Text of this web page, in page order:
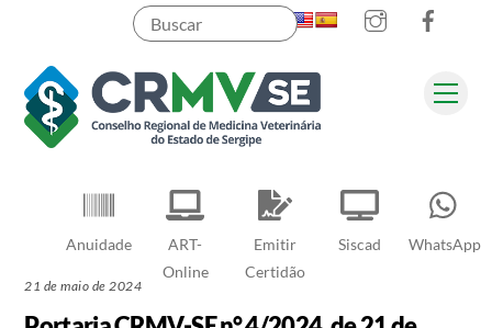
content
Instagram
Anuidade
ART-
Online
Emitir
Certidão
Siscad WhatsApp
21 de maio de 2024